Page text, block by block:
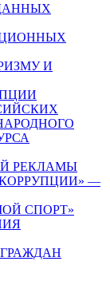
И
РЕКЛАМЫ
—
СПОРТ»